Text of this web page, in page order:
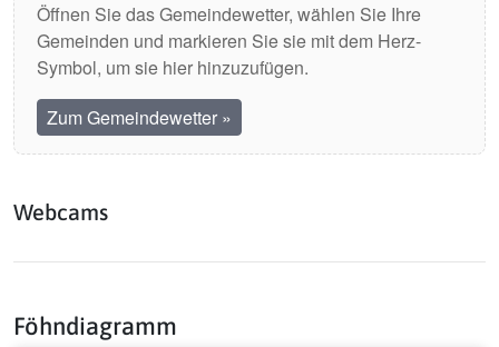
Öffnen Sie das Gemeindewetter, wählen Sie Ihre
Gemeinden und markieren Sie sie mit dem Herz-
Symbol, um sie hier hinzuzufügen.
Zum Gemeindewetter »
Webcams
Föhndiagramm